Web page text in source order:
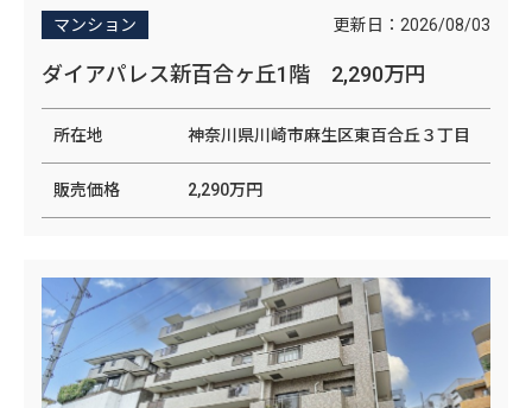
マンション 更新日： 2026/08/03
ダイアパレス新百合ヶ丘1階 2,290万円
所在地 神奈川県川崎市麻生区東百合丘３丁目
販売価格 2,290万円